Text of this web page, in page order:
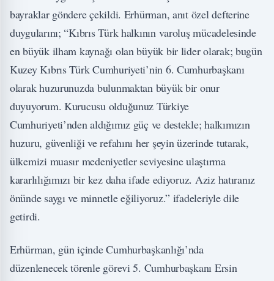
bayraklar göndere çekildi. Erhürman, anıt özel defterine
duygularını; “Kıbrıs Türk halkının varoluş mücadelesinde
en büyük ilham kaynağı olan büyük bir lider olarak; bugün
Kuzey Kıbrıs Türk Cumhuriyeti’nin 6. Cumhurbaşkanı
olarak huzurunuzda bulunmaktan büyük bir onur
duyuyorum. Kurucusu olduğunuz Türkiye
Cumhuriyeti’nden aldığımız güç ve destekle; halkımızın
huzuru, güvenliği ve refahını her şeyin üzerinde tutarak,
ülkemizi muasır medeniyetler seviyesine ulaştırma
kararlılığımızı bir kez daha ifade ediyoruz. Aziz hatıranız
önünde saygı ve minnetle eğiliyoruz.” ifadeleriyle dile
getirdi.
Erhürman, gün içinde Cumhurbaşkanlığı’nda
düzenlenecek törenle görevi 5. Cumhurbaşkanı Ersin